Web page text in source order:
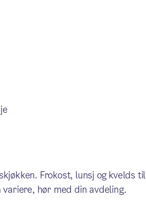
Frokost, lunsj og kvelds
hør med din avdeling.